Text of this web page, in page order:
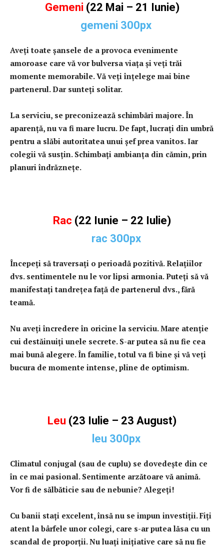
Gemeni (22 Mai – 21 Iunie)
Aveţi toate şansele de a provoca evenimente
amoroase care vă vor bulversa viaţa şi veţi trăi
momente memorabile. Vă veţi înţelege mai bine
partenerul. Dar sunteţi solitar.
La serviciu, se preconizează schimbări majore. În
aparenţă, nu va fi mare lucru. De fapt, lucraţi din umbră
pentru a slăbi autoritatea unui şef prea vanitos. Iar
colegii vă susţin. Schimbaţi ambianţa din cămin, prin
planuri îndrăzneţe.
Rac (22 Iunie – 22 Iulie)
Începeţi să traversaţi o perioadă pozitivă. Relaţiilor
dvs. sentimentele nu le vor lipsi armonia. Puteţi să vă
manifestaţi tandreţea faţă de partenerul dvs., fără
teamă.
Nu aveţi încredere în oricine la serviciu. Mare atenţie
cui destăinuiţi unele secrete. S-ar putea să nu fie cea
mai bună alegere. În familie, totul va fi bine şi vă veţi
bucura de momente intense, pline de optimism.
Leu (23 Iulie – 23 August)
Climatul conjugal (sau de cuplu) se dovedeşte din ce
în ce mai pasional. Sentimente arzătoare vă animă.
Vor fi de sălbăticie sau de nebunie? Alegeţi!
Cu banii staţi excelent, însă nu se impun investiţii. Fiţi
atent la bârfele unor colegi, care s-ar putea lăsa cu un
scandal de proporţii. Nu luaţi iniţiative care să nu fie